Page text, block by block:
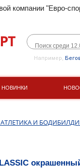
компании "Евро-
Например,
НОВИНКИ
И